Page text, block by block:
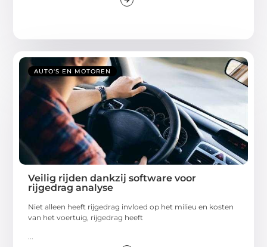
AUTO'S EN MOTOREN
Veilig rijden dankzij software voor
rijgedrag analyse
Niet alleen heeft rijgedrag invloed op het milieu en kosten
van het voertuig, rijgedrag heeft
...